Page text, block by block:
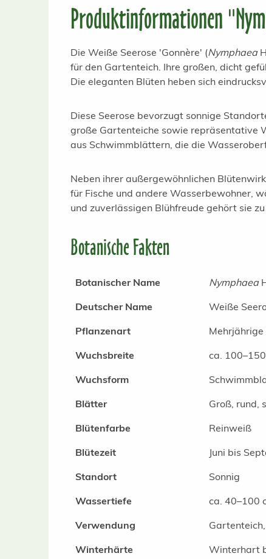
Produktinformationen
Die Weiße Seerose 'Gonnère' (Nymphaea
für den Gartenteich. Ihre großen, dicht
Die eleganten Blüten heben sich
Diese Seerose bevorzugt sonnige
große Gartenteiche sowie repräsentative
aus Schwimmblättern, die die
Neben ihrer außergewöhnlichen
für Fische und andere Wasserbewohner,
und zuverlässigen Blühfreude gehört sie
Botanische Fakten
Botanischer Name Nymphaea
Deutscher Name
Weiße
Pflanzenart
Mehrjährige
Wuchsbreite
ca.
Wuchsform
Blätter
Groß, rund,
Blütenfarbe
Reinweiß
Blütezeit
Juni bis
Standort
Sonnig
Wassertiefe
ca. 40–100
Verwendung
Winterhärte
Winterhart